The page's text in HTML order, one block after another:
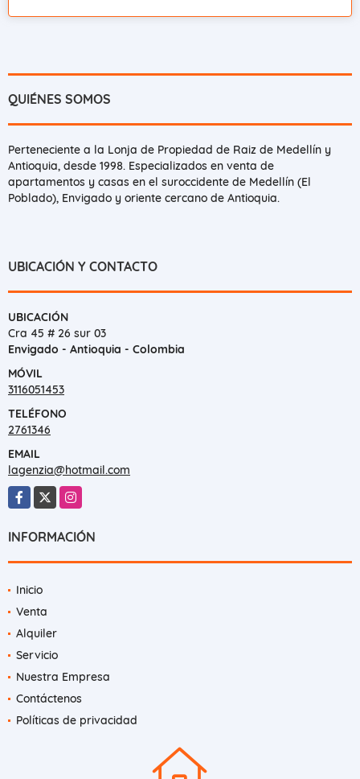
QUIÉNES SOMOS
Perteneciente a la Lonja de Propiedad de Raiz de Medellín y
Antioquia, desde 1998. Especializados en venta de
apartamentos y casas en el suroccidente de Medellín (El
Poblado), Envigado y oriente cercano de Antioquia.
UBICACIÓN Y CONTACTO
UBICACIÓN
Cra 45 # 26 sur 03
Envigado - Antioquia - Colombia
MÓVIL
3116051453
TELÉFONO
2761346
EMAIL
lagenzia@hotmail.com
Facebook
X Instagram
INFORMACIÓN
Inicio
Venta
Alquiler
Servicio
Nuestra Empresa
Contáctenos
Políticas de privacidad